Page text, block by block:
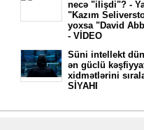
necə "ilişdi"? -
"Kazım
yoxsa "David
- VİDEO
Süni intellekt
ən güclü
xidmətlərini
SİYAHI